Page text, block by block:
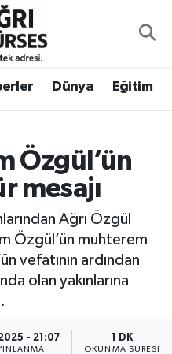
Dünya Eğitim
Özgül’ün
mesajı
Ağrı Özgül
Özgül’ün muhterem
vefatının ardından
olan yakınlarına
- 21:07 1 DK
OKUNMA SÜRESI